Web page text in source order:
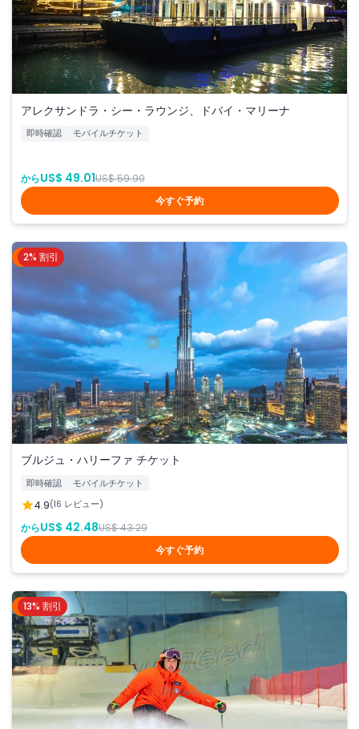
アレクサンドラ・シー・ラウンジ、ドバイ・マリーナ
即時確認 モバイルチケット
からUS$ 49.01US$ 59.90
今すぐ予約
ドバイ
2% 割引
ブルジュ・ハリーファ チケット
即時確認 モバイルチケット
4.9(16 レビュー)
からUS$ 42.48US$ 43.29
今すぐ予約
ドバイ
13% 割引